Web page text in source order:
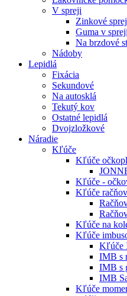
V spreji
Zinkové
Guma v
Na brzdové
Nádoby
Lepidlá
Fixácia
Sekundové
Na autosklá
Tekutý kov
Ostatné lepidlá
Dvojzložkové
Náradie
Kľúče
Kľúče
Kľúče -
Kľúče
Kľúče na
Kľúče
Kľúče
IMB s
IMB s
IMB
Kľúče